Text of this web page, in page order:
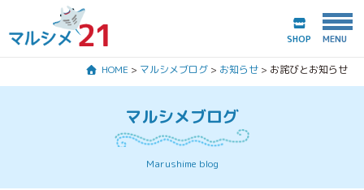
マルシメ21とは？
SHOP
HOME > マルシメブログ > お知らせ > お詫びとお知らせ
マルシメブログ
Marushime blog